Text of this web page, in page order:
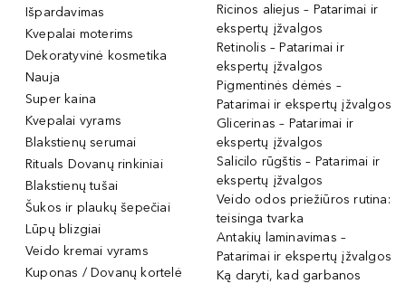
Išpardavimas
Kvepalai moterims
Dekoratyvinė kosmetika
Nauja
Super kaina
Kvepalai vyrams
Blakstienų serumai
Rituals Dovanų rinkiniai
Blakstienų tušai
Šukos ir plaukų šepečiai
Lūpų blizgiai
Veido kremai vyrams
Kuponas / Dovanų kortelė
Ricinos aliejus – Patarimai ir
ekspertų įžvalgos
Retinolis – Patarimai ir
ekspertų įžvalgos
Pigmentinės dėmės –
Patarimai ir ekspertų įžvalgos
Glicerinas – Patarimai ir
ekspertų įžvalgos
Salicilo rūgštis – Patarimai ir
ekspertų įžvalgos
Veido odos priežiūros rutina:
teisinga tvarka
Antakių laminavimas –
Patarimai ir ekspertų įžvalgos
Ką daryti, kad garbanos